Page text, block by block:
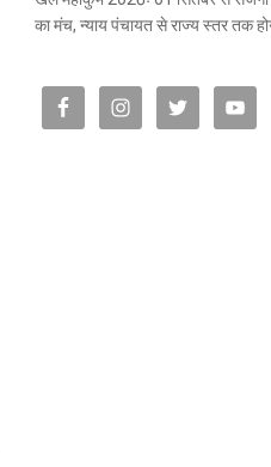
का मंच, न्याय पंचायत से राज्य स्तर तक